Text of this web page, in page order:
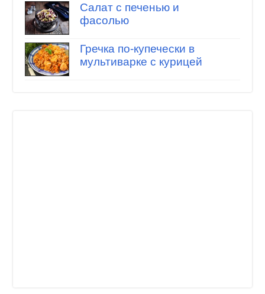
Салат с печенью и
фасолью
Гречка по-купечески в
мультиварке с курицей